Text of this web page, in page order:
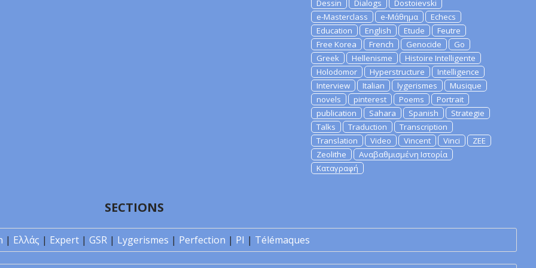
Dessin
Dialogs
Dostoievski
e-Masterclass
e-Μάθημα
Echecs
Education
English Etude
Feutre
Free Korea
French Genocide
Go
Greek
Hellenisme
Histoire Intelligente
Holodomor
Hyperstructure
Intelligence
Interview
Italian lygerismes
Musique
novels
pinterest Poems
Portrait
publication
Sahara Spanish
Strategie
Talks
Traduction
Transcription
Translation
Video Vincent Vinci
ZEE
Zeolithe
Αναβαθμισμένη Ιστορία
Καταγραφή
SECTIONS
| Ελλάς | Expert | GSR | Lygerismes | Perfection | PI | Télémaques